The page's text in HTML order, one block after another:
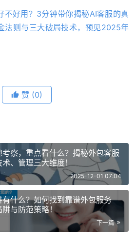
不好用？3分钟带你揭秘AI客服的真
法则与三大破局技术，预见2025年
赞 (0)
察，重点看什么？揭秘外包客服
、管理三大维度！
2025-12-01 07:04
什么？如何找到靠谱外包服务
与防范策略！
下一篇